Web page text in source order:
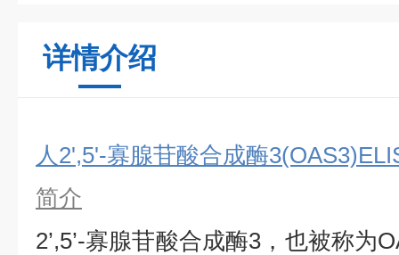
详情介绍
人2',5'-寡腺苷酸合成酶
简介
2’,5’-寡腺苷酸合成酶3，也被称为